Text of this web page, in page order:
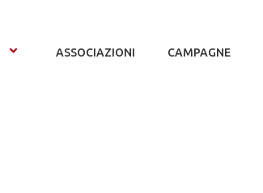
ASSOCIAZIONI CAMPAGNE